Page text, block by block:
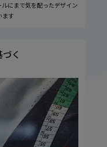
にまで気を配ったデザイン
ます
く